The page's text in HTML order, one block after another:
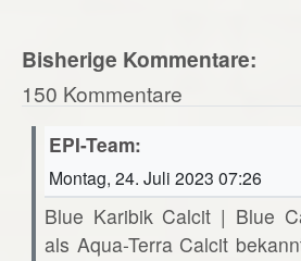
Bisherige Kommentare:
150 Kommentare
EPI-Team:
Montag, 24. Juli 2023 07:26
Blue Karibik Calcit | Blue
als Aqua-Terra Calcit